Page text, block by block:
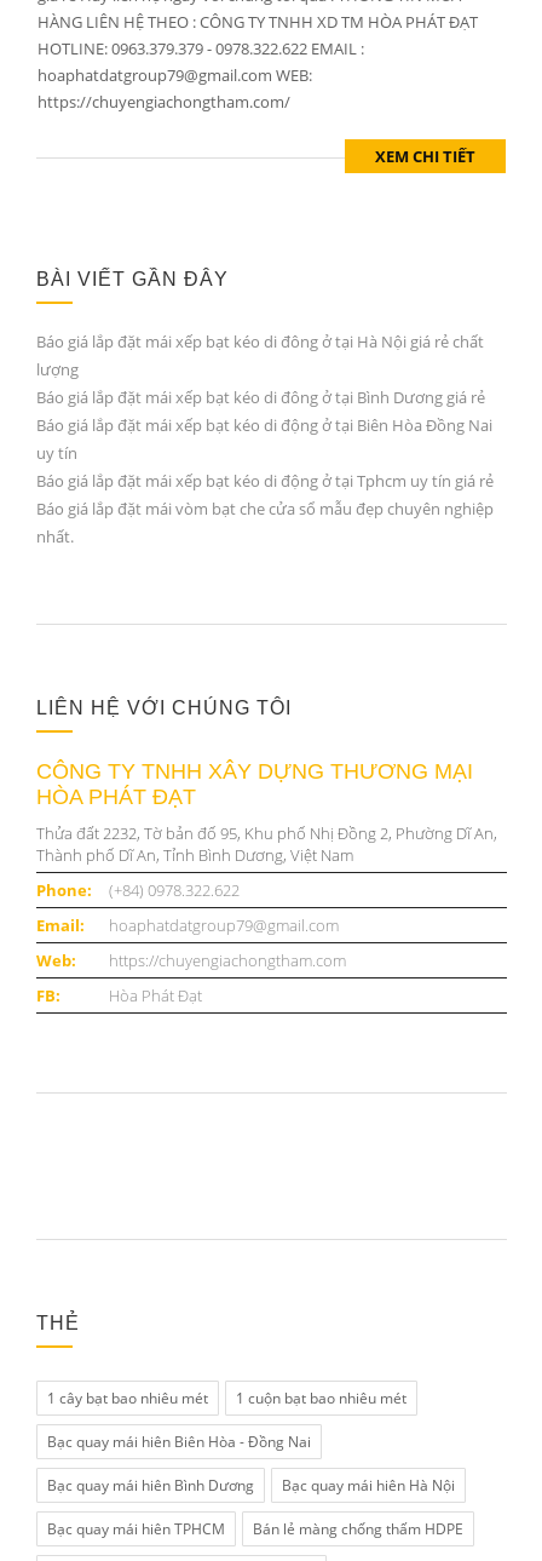
HÀNG LIÊN HỆ THEO : CÔNG TY TNHH XD TM HÒA PHÁT ĐẠT
HOTLINE: 0963.379.379 - 0978.322.622 EMAIL :
hoaphatdatgroup79@gmail.com WEB:
https://chuyengiachongtham.com/
XEM CHI TIẾT
BÀI VIẾT GẦN ĐÂY
Báo giá lắp đặt mái xếp bạt kéo di đông ở tại Hà Nội giá rẻ chất
lượng
Báo giá lắp đặt mái xếp bạt kéo di đông ở tại Bình Dương giá rẻ
Báo giá lắp đặt mái xếp bạt kéo di động ở tại Biên Hòa Đồng Nai
uy tín
Báo giá lắp đặt mái xếp bạt kéo di động ở tại Tphcm uy tín giá rẻ
Báo giá lắp đặt mái vòm bạt che cửa sổ mẫu đẹp chuyên nghiệp
nhất.
LIÊN HỆ VỚI CHÚNG TÔI
CÔNG TY TNHH XÂY DỰNG THƯƠNG MẠI
HÒA PHÁT ĐẠT
Thửa đất 2232, Tờ bản đố 95, Khu phố Nhị Đồng 2, Phường Dĩ An,
Thành phố Dĩ An, Tỉnh Bình Dương, Việt Nam
Phone:
(+84) 0978.322.622
Email:
hoaphatdatgroup79@gmail.com
Web:
https://chuyengiachongtham.com
FB:
Hòa Phát Đạt
THẺ
1 cây bạt bao nhiêu mét 1 cuộn bạt bao nhiêu mét
Bạc quay mái hiên Biên Hòa - Đồng Nai
Bạc quay mái hiên Bình Dương Bạc quay mái hiên Hà Nội
Bạc quay mái hiên TPHCM Bán lẻ màng chống thấm HDPE